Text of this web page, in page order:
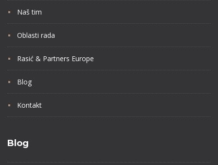
Naš tim
Oblasti rada
Rasić & Partners Europe
Blog
Kontakt
Blog